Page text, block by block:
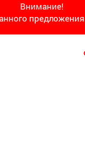
Внимание!
предложения